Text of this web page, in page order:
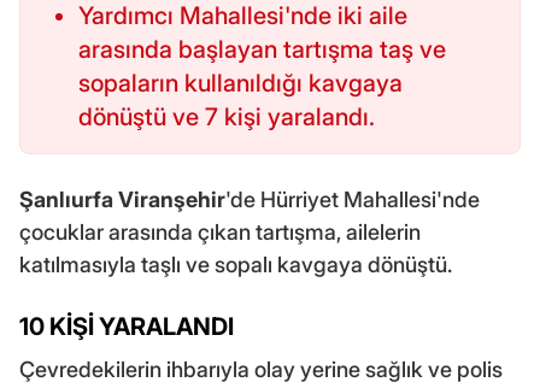
Yardımcı Mahallesi'nde iki aile
arasında başlayan tartışma taş ve
sopaların kullanıldığı kavgaya
dönüştü ve 7 kişi yaralandı.
Şanlıurfa Viranşehir'de Hürriyet Mahallesi'nde
çocuklar arasında çıkan tartışma, ailelerin
katılmasıyla taşlı ve sopalı kavgaya dönüştü.
10 KİŞİ YARALANDI
Çevredekilerin ihbarıyla olay yerine sağlık ve polis